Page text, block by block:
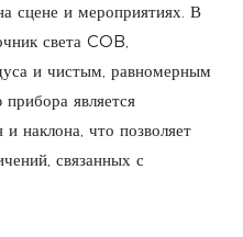
сцене и мероприятиях. В
света COB,
и чистым, равномерным
является
наклона, что позволяет
связанных с